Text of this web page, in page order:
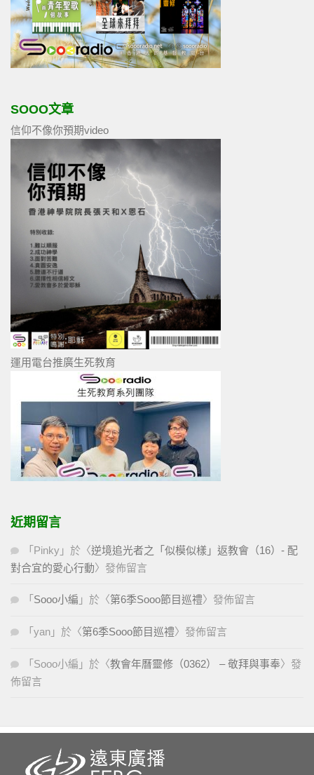
SOOO文章
信仰不像你預期video
運用電台推廣生死教育
近期留言
「 Pinky 」於〈逆境追光者之「似模似樣」返教會（16）- 配
對合宜的愛心行動〉發佈留言
「 Sooo小編 」於〈第6季Sooo節目巡禮〉發佈留言
「 yan 」於〈第6季Sooo節目巡禮〉發佈留言
「 Sooo小編 」於〈教會年曆靈修（0362） – 敬拜與事奉〉發
佈留言